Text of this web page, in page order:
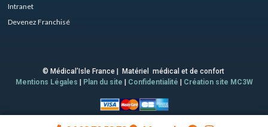
Intranet
Devenez Franchisé
© Médical’Isle France | Matériel médical et de confort
Mentions Légales
Plan du site Confidentialité Création site MC3W